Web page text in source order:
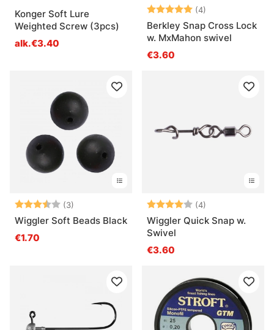
Konger Soft Lure
Weighted Screw (3pcs)
alk.€3.40
Arvio: (4)
Berkley Snap Cross Lock
w. MxMahon swivel
€3.60
Arvio: (3)
3.3 5:sta tähdestä
Wiggler Soft Beads Black
€1.70
Arvio: (4)
Wiggler Quick Snap w.
Swivel
€3.60